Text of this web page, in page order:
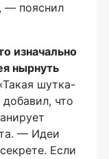
— пояснил
изначально
нырнуть
шутка-
что
— Идеи
Если